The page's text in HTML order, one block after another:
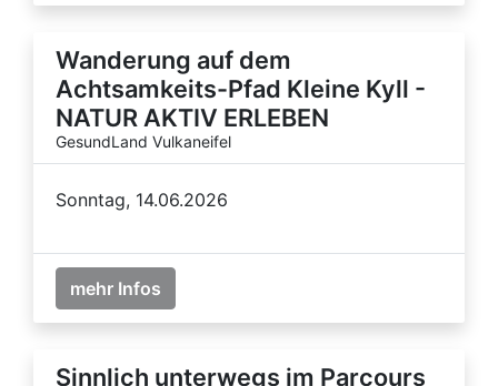
Wanderung auf dem
Achtsamkeits-Pfad Kleine Kyll -
NATUR AKTIV ERLEBEN
GesundLand Vulkaneifel
Sonntag, 14.06.2026
mehr Infos
Sinnlich unterwegs im Parcours